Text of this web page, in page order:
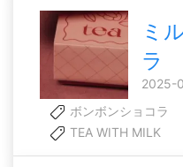
ミ
ラ
2025-
ボンボンショコラ
TEA WITH MILK